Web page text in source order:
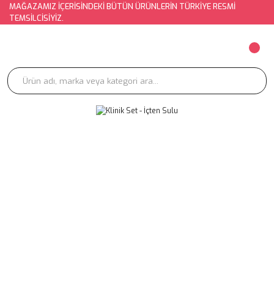
MAĞAZAMIZ İÇERİSİNDEKİ BÜTÜN ÜRÜNLERİN TÜRKİYE RESMİ
TEMSİLCİSİYİZ.